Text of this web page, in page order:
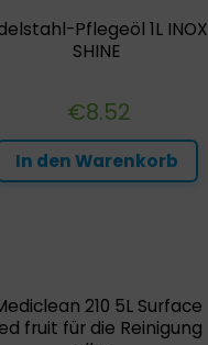
Pflegeöl 1L INOX
SHINE
€8.52
In den Warenkorb
210 5L Surface
fruit für die Reinigung